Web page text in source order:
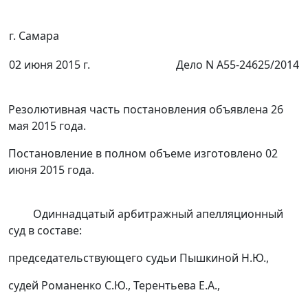
г. Самара
02 июня 2015 г.
Дело N А55-24625/2014
Резолютивная часть постановления объявлена 26
мая 2015 года.
Постановление в полном объеме изготовлено 02
июня 2015 года.
Одиннадцатый арбитражный апелляционный
суд в составе:
председательствующего судьи Пышкиной Н.Ю.,
судей Романенко С.Ю., Терентьева Е.А.,